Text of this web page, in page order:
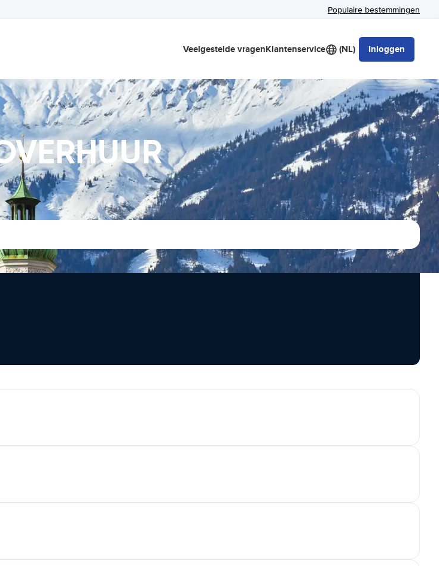
Populaire bestemmingen
Veelgestelde vragenKlantenservice (NL) Inloggen